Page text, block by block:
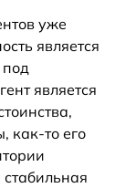
уже
является
под
является
как-то его